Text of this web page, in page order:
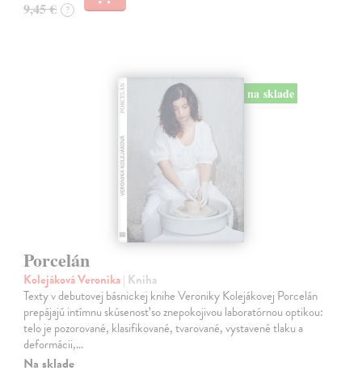
9,45 € ?
na sklade
Porcelán
Kolejáková Veronika| Kniha
Texty v debutovej básnickej knihe Veroniky Kolejákovej Porcelán
prepájajú intímnu skúsenosť so znepokojivou laboratórnou optikou:
telo je pozorované, klasifikované, tvarované, vystavené tlaku a
deformácii,…
Na sklade